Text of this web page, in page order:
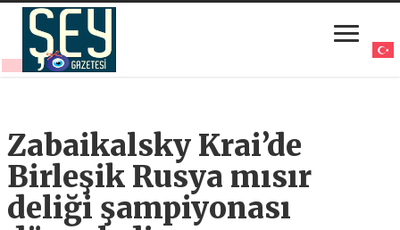
Zabaikalsky Krai’de
Birleşik Rusya mısır
deliği şampiyonası